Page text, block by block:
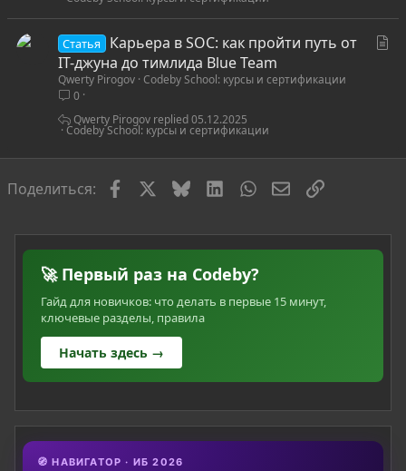
Статья
Карьера в SOC: как пройти путь от
IT-джуна до тимлида Blue Team
Qwerty Pirogov Codeby School: курсы и сертификации
0
Codeby School: курсы и сертификации
05.12.2025
Qwerty Pirogov
Поделиться: FacebookBlueskyLinkedInWhatsAppЭлектронная
Ссылка
🚀 Первый раз на Codeby?
Гайд для новичков: что делать в первые 15 минут,
ключевые разделы, правила
Начать здесь →
🧭 НАВИГАТОР · ИБ 2026